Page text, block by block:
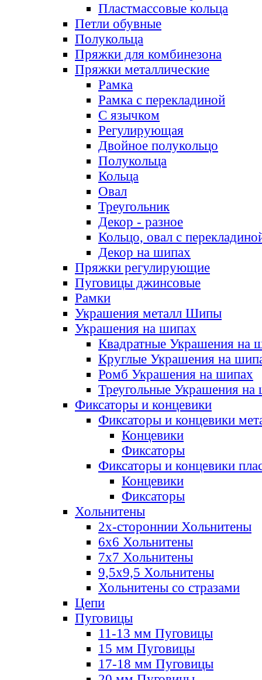
Пластмассовые кольца
Петли обувные
Полукольца
Пряжки для комбинезона
Пряжки металлические
Рамка
Рамка с перекладиной
С язычком
Регулирующая
Двойное полукольцо
Полукольца
Кольца
Овал
Треугольник
Декор - разное
Кольцо, овал с
Декор на шипах
Пряжки регулирующие
Пуговицы джинсовые
Рамки
Украшения металл Шипы
Украшения на шипах
Квадратные Украшения на
Круглые Украшения на
Ромб Украшения на шипах
Треугольные Украшения на
Фиксаторы и концевики
Фиксаторы и концевики
Концевики
Фиксаторы
Фиксаторы и концевики
Концевики
Фиксаторы
Хольнитены
2х-стороннии Хольнитены
6х6 Хольнитены
7х7 Хольнитены
9,5х9,5 Хольнитены
Хольнитены со стразами
Цепи
Пуговицы
11-13 мм Пуговицы
15 мм Пуговицы
17-18 мм Пуговицы